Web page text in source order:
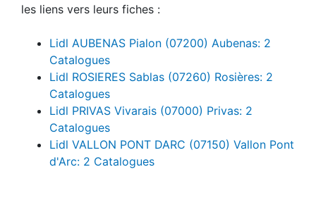
les liens vers leurs fiches :
Lidl AUBENAS Pialon (07200) Aubenas: 2
Catalogues
Lidl ROSIERES Sablas (07260) Rosières: 2
Catalogues
Lidl PRIVAS Vivarais (07000) Privas: 2
Catalogues
Lidl VALLON PONT DARC (07150) Vallon Pont
d'Arc: 2 Catalogues